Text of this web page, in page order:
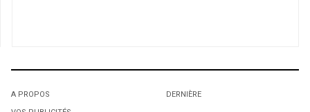
A PROPOS
DERNIÈRE